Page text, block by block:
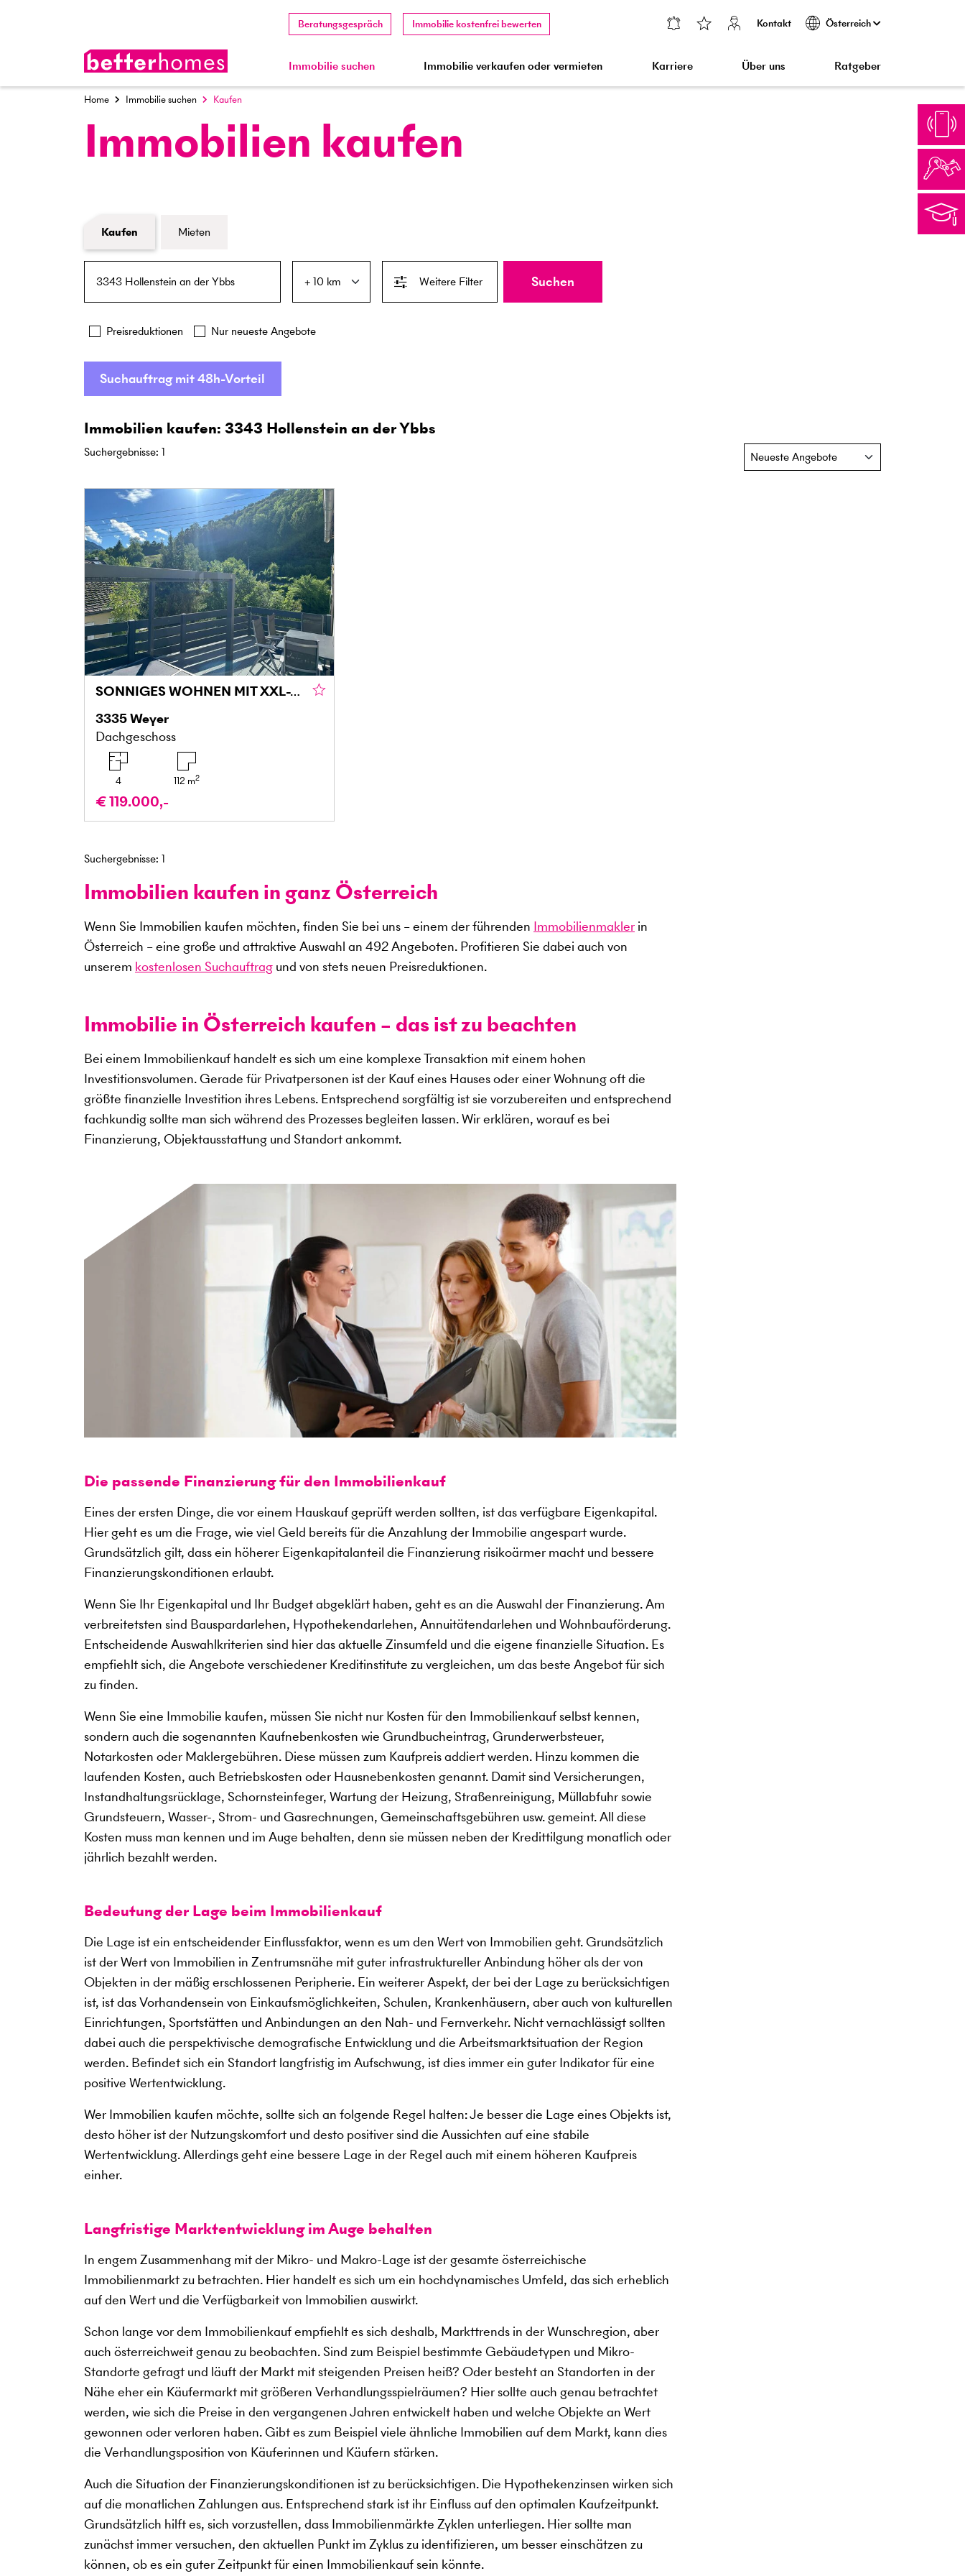
Beratungsgespräch Immobilie kostenfrei bewerten Kontakt Österreich
Immobilie suchen Immobilie verkaufen oder vermieten Karriere Über uns Ratgeber
Home Immobilie suchen Kaufen
Immobilien kaufen
Formular Immobiliensuche
Kaufen
Mieten
Weitere Filter
Preisreduktionen Nur neueste Angebote
Suchen
Suchauftrag mit 48h-Vorteil
Immobilien kaufen: 3343 Hollenstein an der Ybbs
Suchergebnisse: 1
SONNIGES WOHNEN MIT XXL-TERRASSE & TRAUMHAFTEM AUSBLICK
3335Weyer
Dachgeschoss
4 112 m2
€ 119.000,-
Suchergebnisse: 1
Immobilien kaufen in ganz Österreich
Wenn Sie Immobilien kaufen möchten, finden Sie bei uns – einem der führenden Immobilienmakler in
Österreich – eine große und attraktive Auswahl an 492Angeboten. Profitieren Sie dabei auch von
unserem kostenlosen Suchauftrag und von stets neuen Preisreduktionen.
Immobilie in Österreich kaufen – das ist zu beachten
Bei einem Immobilienkauf handelt es sich um eine komplexe Transaktion mit einem hohen
Investitionsvolumen. Gerade für Privatpersonen ist der Kauf eines Hauses oder einer Wohnung oft die
größte finanzielle Investition ihres Lebens. Entsprechend sorgfältig ist sie vorzubereiten und entsprechend
fachkundig sollte man sich während des Prozesses begleiten lassen. Wir erklären, worauf es bei
Finanzierung, Objektausstattung und Standort ankommt.
Die passende Finanzierung für den Immobilienkauf
Eines der ersten Dinge, die vor einem Hauskauf geprüft werden sollten, ist das verfügbare Eigenkapital.
Hier geht es um die Frage, wie viel Geld bereits für die Anzahlung der Immobilie angespart wurde.
Grundsätzlich gilt, dass ein höherer Eigenkapitalanteil die Finanzierung risikoärmer macht und bessere
Finanzierungskonditionen erlaubt.
Wenn Sie Ihr Eigenkapital und Ihr Budget abgeklärt haben, geht es an die Auswahl der Finanzierung. Am
verbreitetsten sind Bauspardarlehen, Hypothekendarlehen, Annuitätendarlehen und Wohnbauförderung.
Entscheidende Auswahlkriterien sind hier das aktuelle Zinsumfeld und die eigene finanzielle Situation. Es
empfiehlt sich, die Angebote verschiedener Kreditinstitute zu vergleichen, um das beste Angebot für sich
zu finden.
Wenn Sie eine Immobilie kaufen, müssen Sie nicht nur Kosten für den Immobilienkauf selbst kennen,
sondern auch die sogenannten Kaufnebenkosten wie Grundbucheintrag, Grunderwerbsteuer,
Notarkosten oder Maklergebühren. Diese müssen zum Kaufpreis addiert werden. Hinzu kommen die
laufenden Kosten, auch Betriebskosten oder Hausnebenkosten genannt. Damit sind Versicherungen,
Instandhaltungsrücklage, Schornsteinfeger, Wartung der Heizung, Straßenreinigung, Müllabfuhr sowie
Grundsteuern, Wasser-, Strom- und Gasrechnungen, Gemeinschaftsgebühren usw. gemeint. All diese
Kosten muss man kennen und im Auge behalten, denn sie müssen neben der Kredittilgung monatlich oder
jährlich bezahlt werden.
Bedeutung der Lage beim Immobilienkauf
Die Lage ist ein entscheidender Einflussfaktor, wenn es um den Wert von Immobilien geht. Grundsätzlich
ist der Wert von Immobilien in Zentrumsnähe mit guter infrastruktureller Anbindung höher als der von
Objekten in der mäßig erschlossenen Peripherie. Ein weiterer Aspekt, der bei der Lage zu berücksichtigen
ist, ist das Vorhandensein von Einkaufsmöglichkeiten, Schulen, Krankenhäusern, aber auch von kulturellen
Einrichtungen, Sportstätten und Anbindungen an den Nah- und Fernverkehr. Nicht vernachlässigt sollten
dabei auch die perspektivische demografische Entwicklung und die Arbeitsmarktsituation der Region
werden. Befindet sich ein Standort langfristig im Aufschwung, ist dies immer ein guter Indikator für eine
positive Wertentwicklung.
Wer Immobilien kaufen möchte, sollte sich an folgende Regel halten: Je besser die Lage eines Objekts ist,
desto höher ist der Nutzungskomfort und desto positiver sind die Aussichten auf eine stabile
Wertentwicklung. Allerdings geht eine bessere Lage in der Regel auch mit einem höheren Kaufpreis
einher.
Langfristige Marktentwicklung im Auge behalten
In engem Zusammenhang mit der Mikro- und Makro-Lage ist der gesamte österreichische
Immobilienmarkt zu betrachten. Hier handelt es sich um ein hochdynamisches Umfeld, das sich erheblich
auf den Wert und die Verfügbarkeit von Immobilien auswirkt.
Schon lange vor dem Immobilienkauf empfiehlt es sich deshalb, Markttrends in der Wunschregion, aber
auch österreichweit genau zu beobachten. Sind zum Beispiel bestimmte Gebäudetypen und Mikro-
Standorte gefragt und läuft der Markt mit steigenden Preisen heiß? Oder besteht an Standorten in der
Nähe eher ein Käufermarkt mit größeren Verhandlungsspielräumen? Hier sollte auch genau betrachtet
werden, wie sich die Preise in den vergangenen Jahren entwickelt haben und welche Objekte an Wert
gewonnen oder verloren haben. Gibt es zum Beispiel viele ähnliche Immobilien auf dem Markt, kann dies
die Verhandlungsposition von Käuferinnen und Käufern stärken.
Auch die Situation der Finanzierungskonditionen ist zu berücksichtigen. Die Hypothekenzinsen wirken sich
auf die monatlichen Zahlungen aus. Entsprechend stark ist ihr Einfluss auf den optimalen Kaufzeitpunkt.
Grundsätzlich hilft es, sich vorzustellen, dass Immobilienmärkte Zyklen unterliegen. Hier sollte man
zunächst immer versuchen, den aktuellen Punkt im Zyklus zu identifizieren, um besser einschätzen zu
können, ob es ein guter Zeitpunkt für einen Immobilienkauf sein könnte.